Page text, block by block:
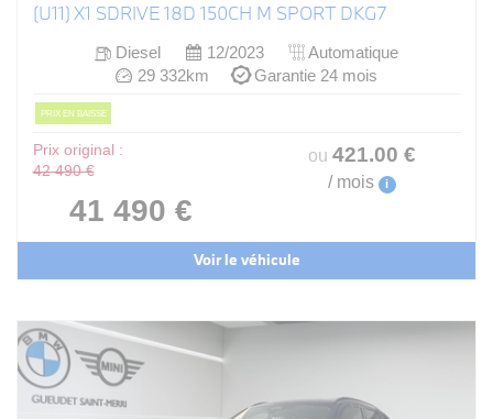
(U11) X1 SDRIVE 18D 150CH M SPORT DKG7
Diesel 12/2023
Automatique
29 332km
Garantie 24 mois
PRIX EN BAISSE
Prix original :
42 490 €
41 490 €
ou 421.00 €
/ mois i
Voir le véhicule